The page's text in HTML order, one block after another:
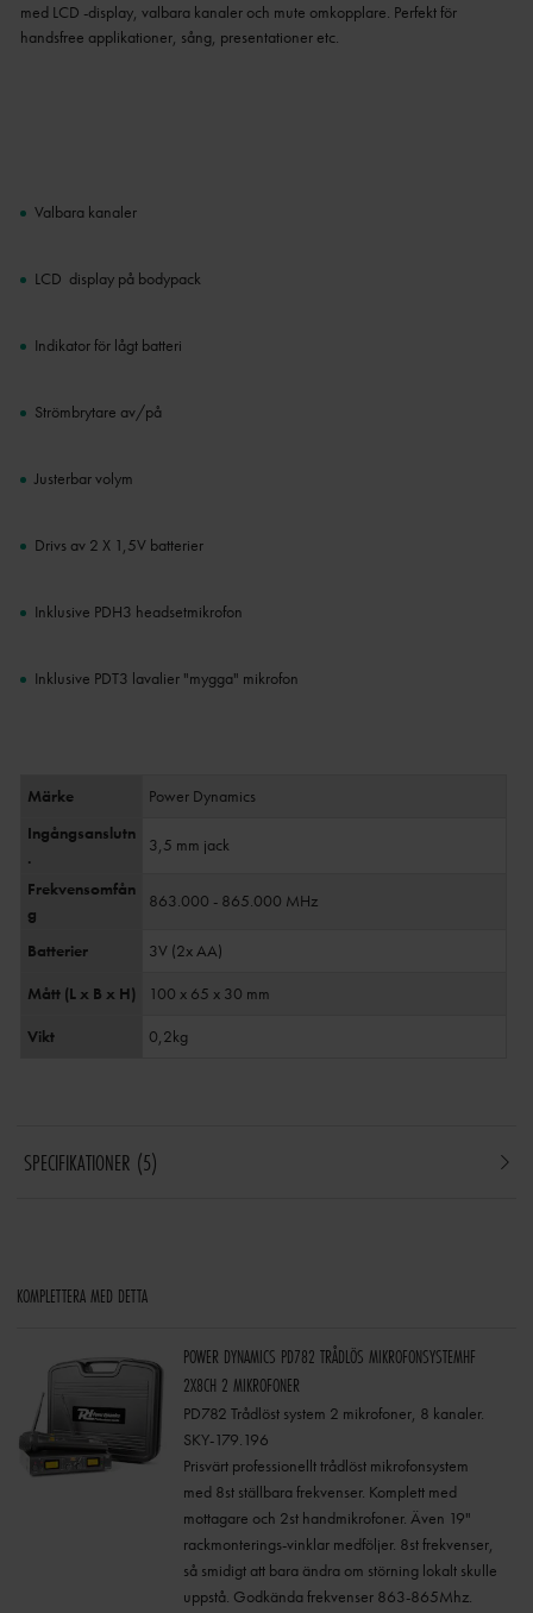
med LCD -display, valbara kanaler och mute omkopplare. Perfekt för
handsfree applikationer, sång, presentationer etc.
Valbara kanaler
LCD display på bodypack
Indikator för lågt batteri
Strömbrytare av/på
Justerbar volym
Drivs av 2 X 1,5V batterier
Inklusive PDH3 headsetmikrofon
Inklusive PDT3 lavalier "mygga" mikrofon
Märke
Power Dynamics
Ingångsanslutn
.
3,5 mm jack
Frekvensomfån
g
863.000 - 865.000 MHz
Batterier
3V (2x AA)
Mått (L x B x H)
100 x 65 x 30 mm
Vikt
0,2kg
SPECIFIKATIONER 5
KOMPLETTERA MED DETTA
POWER DYNAMICS PD782 TRÅDLÖS MIKROFONSYSTEMHF
2X8CH 2 MIKROFONER
PD782 Trådlöst system 2 mikrofoner, 8 kanaler.
SKY-179.196
Prisvärt professionellt trådlöst mikrofonsystem
med 8st ställbara frekvenser. Komplett med
mottagare och 2st handmikrofoner. Även 19"
rackmonterings-vinklar medföljer. 8st frekvenser,
så smidigt att bara ändra om störning lokalt skulle
uppstå. Godkända frekvenser 863-865Mhz.